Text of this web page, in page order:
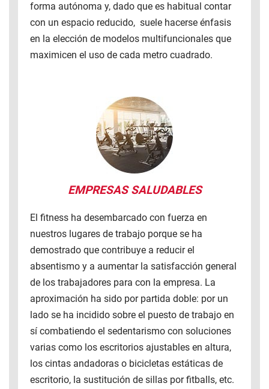
forma autónoma y, dado que es habitual contar
con un espacio reducido, suele hacerse énfasis
en la elección de modelos multifuncionales que
maximicen el uso de cada metro cuadrado.
EMPRESAS SALUDABLES
El fitness ha desembarcado con fuerza en
nuestros lugares de trabajo porque se ha
demostrado que contribuye a reducir el
absentismo y a aumentar la satisfacción general
de los trabajadores para con la empresa. La
aproximación ha sido por partida doble: por un
lado se ha incidido sobre el puesto de trabajo en
sí combatiendo el sedentarismo con soluciones
varias como los escritorios ajustables en altura,
los cintas andadoras o bicicletas estáticas de
escritorio, la sustitución de sillas por fitballs, etc.